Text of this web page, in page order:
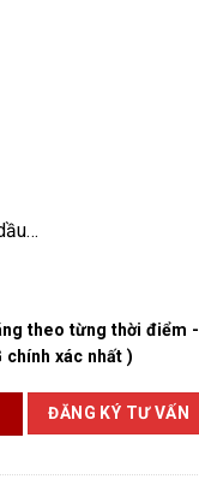
theo từng thời điểm
chính xác nhất )
ĐĂNG KÝ TƯ VẤN